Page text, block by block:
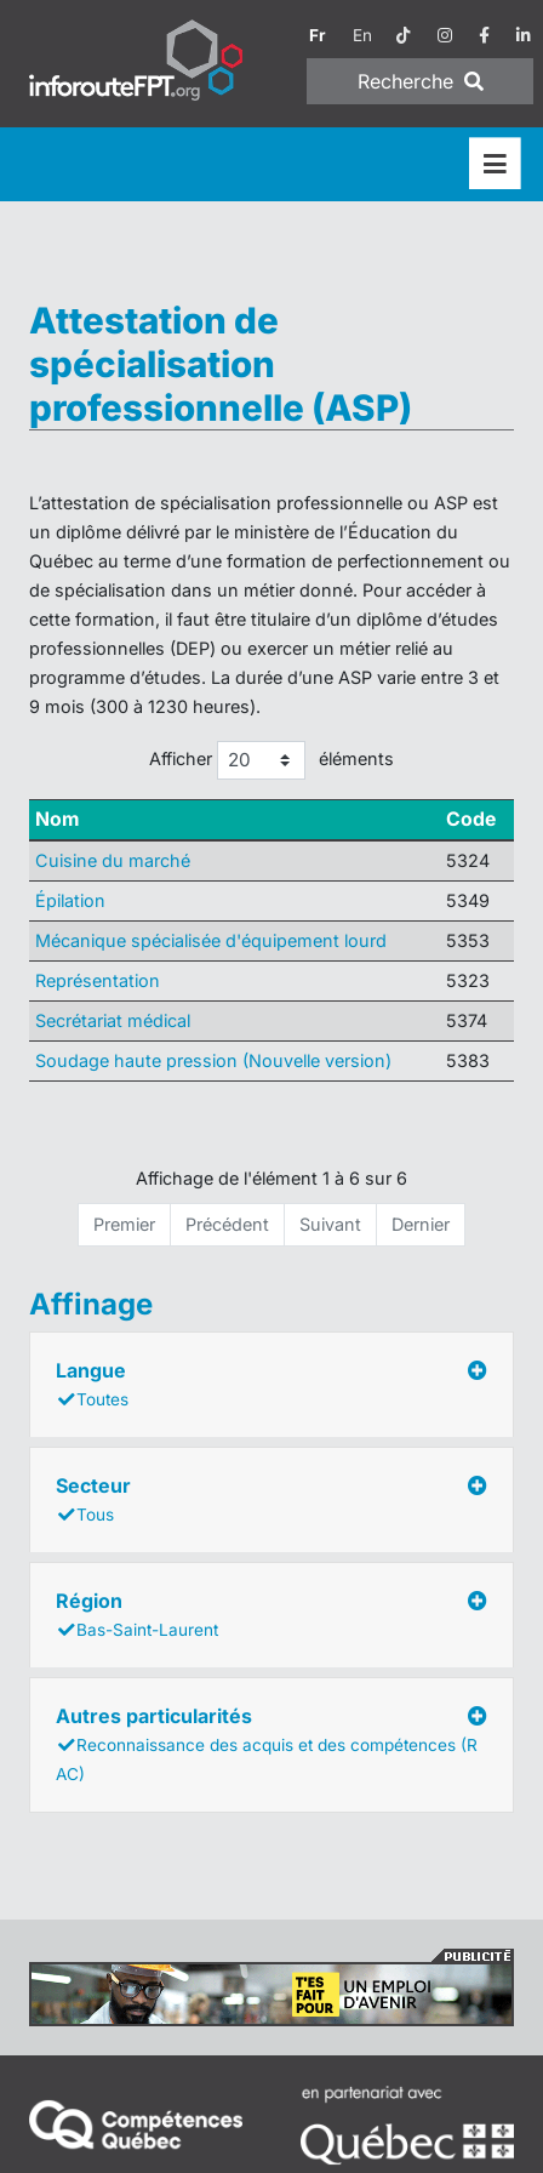
Fr En
Recherche
Attestation de
spécialisation
professionnelle (ASP)
L’attestation de spécialisation professionnelle ou ASP est
un diplôme délivré par le ministère de l’Éducation du
Québec au terme d’une formation de perfectionnement ou
de spécialisation dans un métier donné. Pour accéder à
cette formation, il faut être titulaire d’un diplôme d’études
professionnelles (DEP) ou exercer un métier relié au
programme d’études. La durée d’une ASP varie entre 3 et
9 mois (300 à 1230 heures).
Afficher éléments
Nom Code
Cuisine du marché
5324
Épilation
5349
Mécanique spécialisée d'équipement lourd
5353
Représentation
5323
Secrétariat médical
5374
Soudage haute pression (Nouvelle version)
5383
Affichage de l'élément 1 à 6 sur 6
Premier Précédent Suivant Dernier
Affinage
Langue
Toutes
Secteur
Tous
Région
Bas-Saint-Laurent
Autres particularités
Reconnaissance des acquis et des compétences (R
AC)